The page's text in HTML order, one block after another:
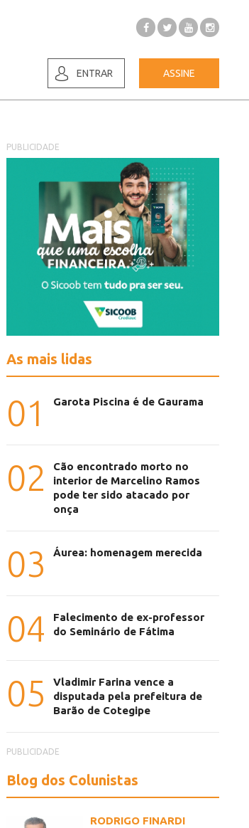
ENTRAR ASSINE
PUBLICIDADE
As mais lidas
01 Garota Piscina é de Gaurama
02
Cão encontrado morto no
interior de Marcelino Ramos
pode ter sido atacado por
onça
03 Áurea: homenagem merecida
04
Falecimento de ex-professor
do Seminário de Fátima
05
Vladimir Farina vence a
disputada pela prefeitura de
Barão de Cotegipe
PUBLICIDADE
Blog dos Colunistas
RODRIGO FINARDI